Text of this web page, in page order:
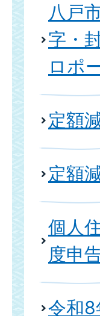
八戸
字・
ロポ
定額
定額
個人
度申
令和8